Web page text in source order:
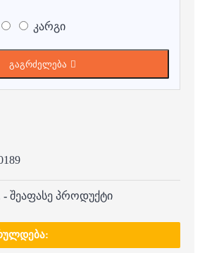
კარგი
გაგრძელება
- შეაფასე პროდუქტი